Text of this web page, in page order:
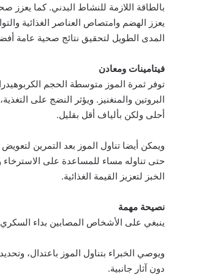
بالطاقة اللازمة للنشاط البدني. كما يعزز
يعزز الهضم وامتصاص العناصر الغذائية
المدى الطويل لتحقيق نتائج صحية عامة
فيتامينات ومعادن
البروتين والمنغنيز. ويؤثر النضج على
أحلى ولكن بألياف أقل بقليل.
حتى تناوله مساء للمساعدة على
الخبز لتعزيز القيمة الغذائية.
نصيحة مهمة
ينبغي على الأشخاص المصابين بداء
ويوصي الخبراء بتناول الموز باعتدال،
دون آثار جانبية.